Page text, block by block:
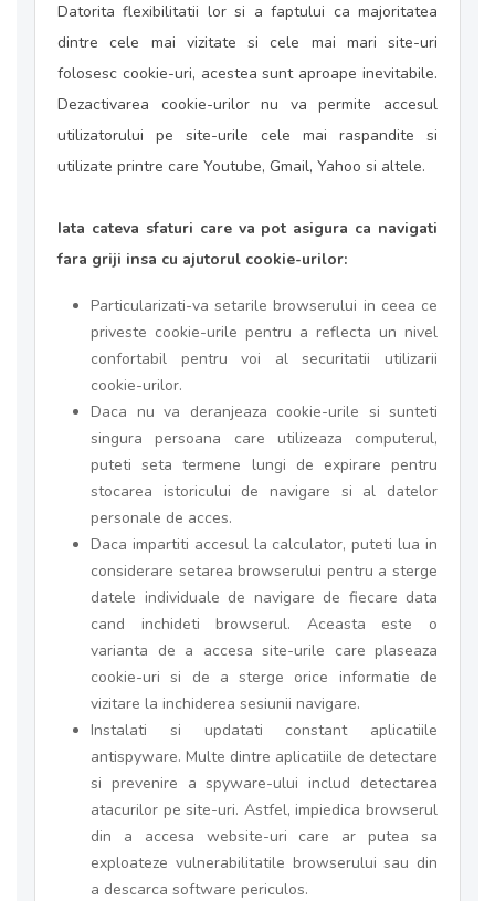
Datorita flexibilitatii lor si a faptului ca majoritatea
dintre cele mai vizitate si cele mai mari site-uri
folosesc cookie-uri, acestea sunt aproape inevitabile.
Dezactivarea cookie-urilor nu va permite accesul
utilizatorului pe site-urile cele mai raspandite si
utilizate printre care Youtube, Gmail, Yahoo si altele.
Iata cateva sfaturi care va pot asigura ca navigati
fara griji insa cu ajutorul cookie-urilor:
Particularizati-va setarile browserului in ceea ce
priveste cookie-urile pentru a reflecta un nivel
confortabil pentru voi al securitatii utilizarii
cookie-urilor.
Daca nu va deranjeaza cookie-urile si sunteti
singura persoana care utilizeaza computerul,
puteti seta termene lungi de expirare pentru
stocarea istoricului de navigare si al datelor
personale de acces.
Daca impartiti accesul la calculator, puteti lua in
considerare setarea browserului pentru a sterge
datele individuale de navigare de fiecare data
cand inchideti browserul. Aceasta este o
varianta de a accesa site-urile care plaseaza
cookie-uri si de a sterge orice informatie de
vizitare la inchiderea sesiunii navigare.
Instalati si updatati constant aplicatiile
antispyware. Multe dintre aplicatiile de detectare
si prevenire a spyware-ului includ detectarea
atacurilor pe site-uri. Astfel, impiedica browserul
din a accesa website-uri care ar putea sa
exploateze vulnerabilitatile browserului sau din
a descarca software periculos.